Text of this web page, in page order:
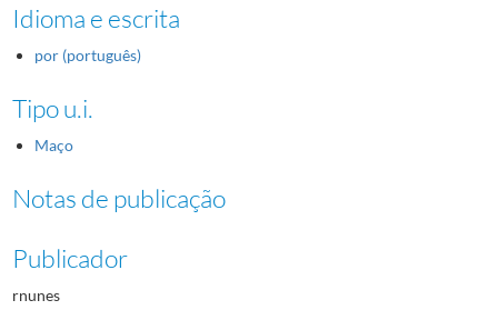
Idioma e escrita
por (português)
Tipo u.i.
Maço
Notas de publicação
Publicador
rnunes